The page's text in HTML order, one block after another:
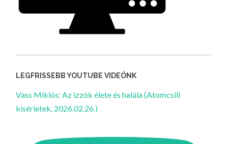
LEGFRISSEBB YOUTUBE VIDEÓNK
Vass Miklós: Az izzók élete és halála (Atomcsill
kísérletek, 2026.02.26.)